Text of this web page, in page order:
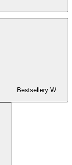
Bestsellery W